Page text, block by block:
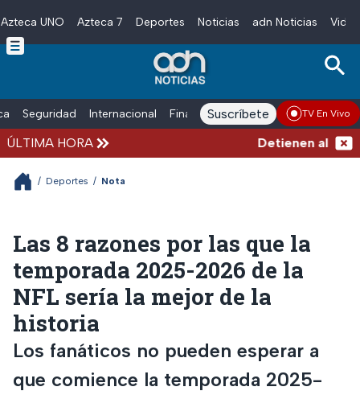
Skip to main content
Azteca UNO Azteca 7 Deportes Noticias adn Noticias
Seguridad Internacional Finanzas adn Noticias Radio
Suscríbete TV En Vivo
ÚLTIMA HORA Detienen al
/ Deportes / Nota
Las 8 razones por las que la
temporada 2025-2026 de la
NFL sería la mejor de la
historia
Los fanáticos no pueden esperar a
que comience la temporada 2025-